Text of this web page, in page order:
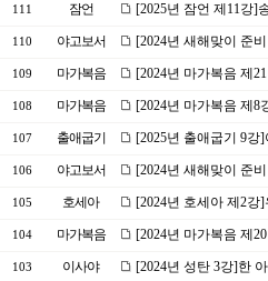
111 잠언 [2025년 잠언 제11강]
110 야고보서 [2024년 새해맞이 준
109 마가복음 [2024년 마가복음 제
108 마가복음 [2024년 마가복음 제8
107 출애굽기 [2025년 출애굽기 9
106 야고보서 [2024년 새해맞이 준
105 호세아 [2024년 호세아 제2강
104 마가복음 [2024년 마가복음 제
103 이사야 [2024년 성탄 3강]한